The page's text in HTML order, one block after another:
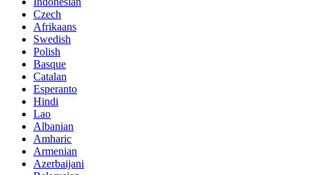
Czech
Afrikaans
Swedish
Polish
Basque
Catalan
Esperanto
Hindi
Lao
Albanian
Amharic
Armenian
Azerbaijani